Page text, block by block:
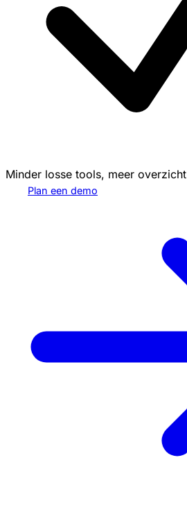
Minder losse tools, meer overzicht
Plan een demo